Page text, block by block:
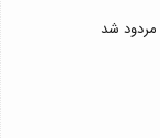
شد